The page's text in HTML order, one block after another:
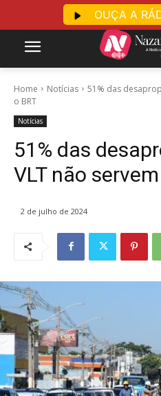
Home Notícias
51% das
o BRT
Notícias
51% das
VLT não
2 de julho de 2024
OUÇA A